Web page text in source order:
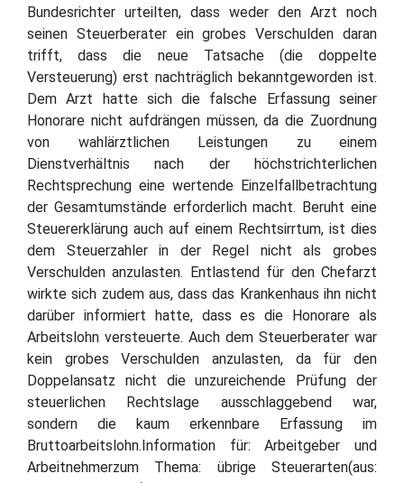
Bundesrichter urteilten, dass weder den Arzt noch
seinen Steuerberater ein grobes Verschulden daran
trifft, dass die neue Tatsache (die doppelte
Versteuerung) erst nachträglich bekanntgeworden ist.
Dem Arzt hatte sich die falsche Erfassung seiner
Honorare nicht aufdrängen müssen, da die Zuordnung
von wahlärztlichen Leistungen zu einem
Dienstverhältnis nach der höchstrichterlichen
Rechtsprechung eine wertende Einzelfallbetrachtung
der Gesamtumstände erforderlich macht. Beruht eine
Steuererklärung auch auf einem Rechtsirrtum, ist dies
dem Steuerzahler in der Regel nicht als grobes
Verschulden anzulasten. Entlastend für den Chefarzt
wirkte sich zudem aus, dass das Krankenhaus ihn nicht
darüber informiert hatte, dass es die Honorare als
Arbeitslohn versteuerte. Auch dem Steuerberater war
kein grobes Verschulden anzulasten, da für den
Doppelansatz nicht die unzureichende Prüfung der
steuerlichen Rechtslage ausschlaggebend war,
sondern die kaum erkennbare Erfassung im
Bruttoarbeitslohn.Information für: Arbeitgeber und
Arbeitnehmerzum Thema: übrige Steuerarten(aus: